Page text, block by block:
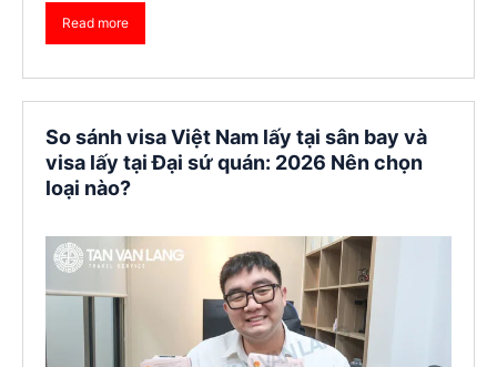
Read more
So sánh visa Việt Nam lấy tại sân bay và
visa lấy tại Đại sứ quán: 2026 Nên chọn
loại nào?